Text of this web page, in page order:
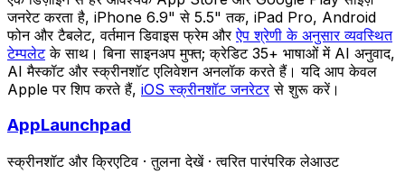
जनरेट करता है, iPhone 6.9" से 5.5" तक, iPad Pro, Android
फोन और टैबलेट, वर्तमान डिवाइस फ्रेम औरऐप श्रेणी के अनुसार व्यवस्थित
टेम्पलेटके साथ। बिना साइनअप मुफ्त; क्रेडिट 35+ भाषाओं में AI अनुवाद,
AI मैस्कॉट और स्क्रीनशॉट एलिवेशन अनलॉक करते हैं। यदि आप केवल
Apple पर शिप करते हैं, iOS स्क्रीनशॉट जनरेटरसे शुरू करें।
AppLaunchpad
स्क्रीनशॉट और क्रिएटिव ·तुलना देखें·त्वरित पारंपरिक लेआउट